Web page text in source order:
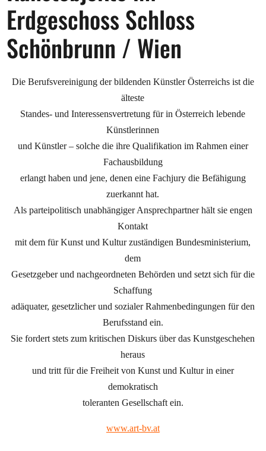
Opportunities
Become a member
About us
Donate
Help
Contact
Erdgeschoss Schloss
Schönbrunn / Wien
Die Berufsvereinigung der bildenden Künstler Österreichs ist die
älteste
Standes- und Interessensvertretung für in Österreich lebende
Künstlerinnen
und Künstler – solche die ihre Qualifikation im Rahmen einer
Fachausbildung
erlangt haben und jene, denen eine Fachjury die Befähigung
zuerkannt hat.
Als parteipolitisch unabhängiger Ansprechpartner hält sie engen
Kontakt
mit dem für Kunst und Kultur zuständigen Bundesministerium,
dem
Gesetzgeber und nachgeordneten Behörden und setzt sich für die
Schaffung
adäquater, gesetzlicher und sozialer Rahmenbedingungen für den
Berufsstand ein.
Sie fordert stets zum kritischen Diskurs über das Kunstgeschehen
heraus
und tritt für die Freiheit von Kunst und Kultur in einer
demokratisch
toleranten Gesellschaft ein.
www.art-bv.at